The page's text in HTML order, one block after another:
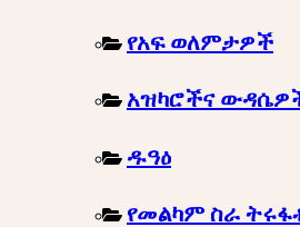
የአፍ ወለምታዎች
አዝካሮችና
ዱዓዕ
የመልካም ስራ